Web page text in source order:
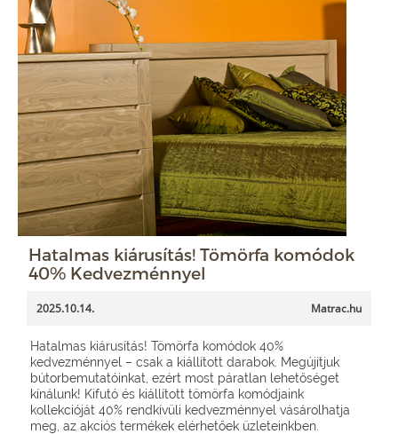
Hatalmas kiárusítás! Tömörfa komódok
40% Kedvezménnyel
2025.10.14. Matrac.hu
Hatalmas kiárusítás! Tömörfa komódok 40%
kedvezménnyel – csak a kiállított darabok. Megújítjuk
bútorbemutatóinkat, ezért most páratlan lehetőséget
kínálunk! Kifutó és kiállított tömörfa komódjaink
kollekcióját 40% rendkívüli kedvezménnyel vásárolhatja
meg, az akciós termékek elérhetőek üzleteinkben.